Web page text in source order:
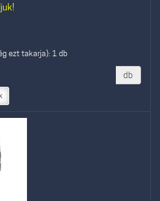
ezt takarja): 1 db
db